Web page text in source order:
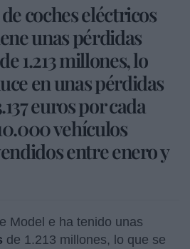
coches eléctricos
unas pérdidas
1.213 millones, lo
en unas pérdidas
euros por cada
vehículos
entre enero y
Model e ha tenido unas
de 1.213 millones, lo que se